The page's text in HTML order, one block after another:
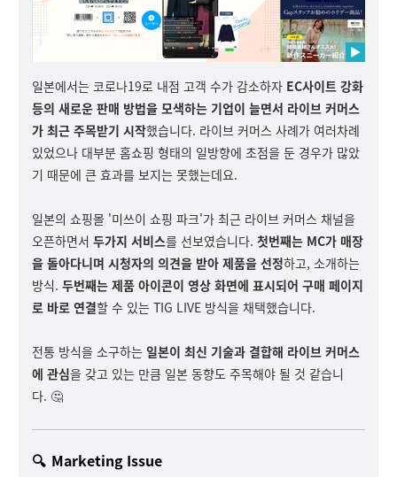
일본에서는 코로나19로 내점 고객 수가 감소하자 EC사이트 강화
등의 새로운 판매 방법을 모색하는 기업이 늘면서 라이브 커머스
가 최근 주목받기 시작했습니다. 라이브 커머스 사례가 여러차례
있었으나 대부분 홈쇼핑 형태의 일방향에 초점을 둔 경우가 많았
기 때문에 큰 효과를 보지는 못했는데요.
일본의 쇼핑몰 '미쓰이 쇼핑 파크'가 최근 라이브 커머스 채널을
오픈하면서 두가지 서비스를 선보였습니다. 첫번째는 MC가 매장
을 돌아다니며 시청자의 의견을 받아 제품을 선정하고, 소개하는
방식. 두번째는 제품 아이콘이 영상 화면에 표시되어 구매 페이지
로 바로 연결할 수 있는 TIG LIVE 방식을 채택했습니다.
전통 방식을 소구하는 일본이 최신 기술과 결합해 라이브 커머스
에 관심을 갖고 있는 만큼 일본 동향도 주목해야 될 것 같습니
다. 🤔
🔍 Marketing Issue